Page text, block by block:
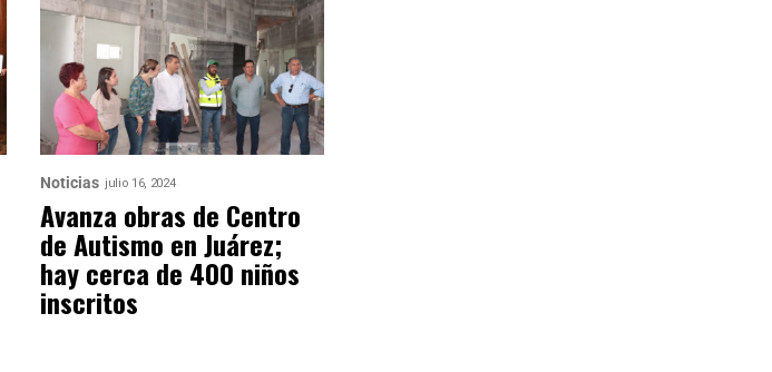
Noticias julio 16, 2024
Avanza obras de Centro
de Autismo en Juárez;
hay cerca de 400 niños
inscritos